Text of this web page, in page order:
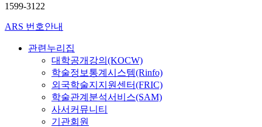
1599-3122
ARS 번호안내
관련누리집
대학공개강의(KOCW)
학술정보통계시스템(Rinfo)
외국학술지지원센터(FRIC)
학술관계분석서비스(SAM)
사서커뮤니티
기관회원